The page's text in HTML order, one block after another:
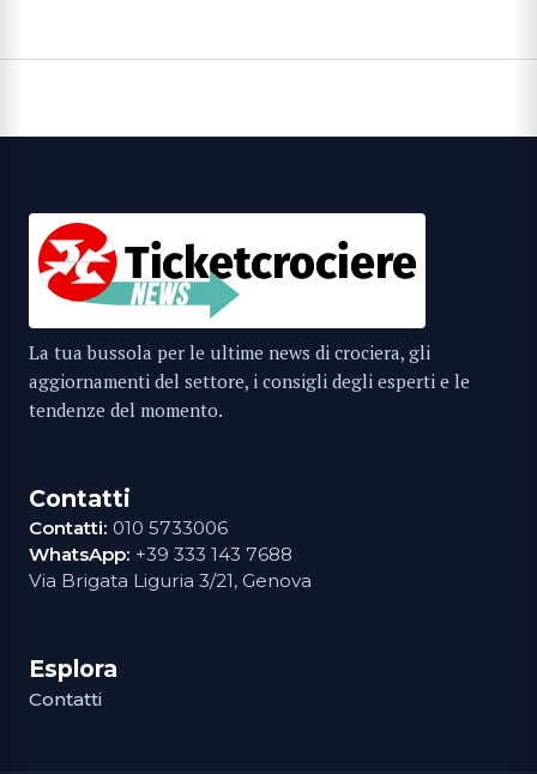
La tua bussola per le ultime news di crociera, gli
aggiornamenti del settore, i consigli degli esperti e le
tendenze del momento.
Contatti
Contatti: 010 5733006
WhatsApp: +39 333 143 7688
Via Brigata Liguria 3/21, Genova
Esplora
Contatti